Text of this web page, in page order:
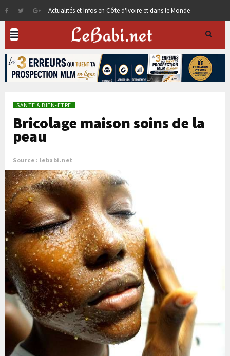
Actualités et Infos en Côte d'Ivoire et dans le Monde
SANTE & BIEN-ETRE
Bricolage maison soins de la
peau
Source : lebabi.net